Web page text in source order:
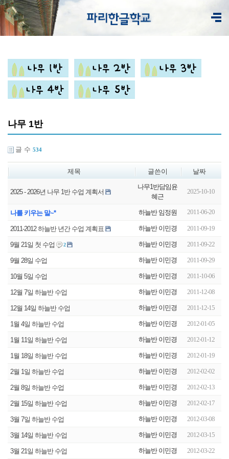
나무 1반
글 수 534
제목 글쓴이 날짜
2025 - 2026년 나무 1반 수업 계획서
나무1반담임윤
혜근
2025-10-10
나를 키우는 말~* 하늘반 임정원 2011-06-20
2011-2012 하늘반 년간 수업 계획표 하늘반 이민경 2011-09-19
9월 21일 첫 수업 2 하늘반 이민경 2011-09-22
9월 28일 수업 하늘반 이민경 2011-09-29
10월 5일 수업 하늘반 이민경 2011-10-06
12월 7일 하늘반 수업 하늘반 이민경 2011-12-08
12월 14일 하늘반 수업 하늘반 이민경 2011-12-15
1월 4일 하늘반 수업 하늘반 이민경 2012-01-05
1월 11일 하늘반 수업 하늘반 이민경 2012-01-12
1월 18일 하늘반 수업 하늘반 이민경 2012-01-19
2월 1일 하늘반 수업 하늘반 이민경 2012-02-02
2월 8일 하늘반 수업 하늘반 이민경 2012-02-13
2월 15일 하늘반 수업 하늘반 이민경 2012-02-17
3월 7일 하늘반 수업 하늘반 이민경 2012-03-08
3월 14일 하늘반 수업 하늘반 이민경 2012-03-15
3월 21일 하늘반 수업 하늘반 이민경 2012-03-22